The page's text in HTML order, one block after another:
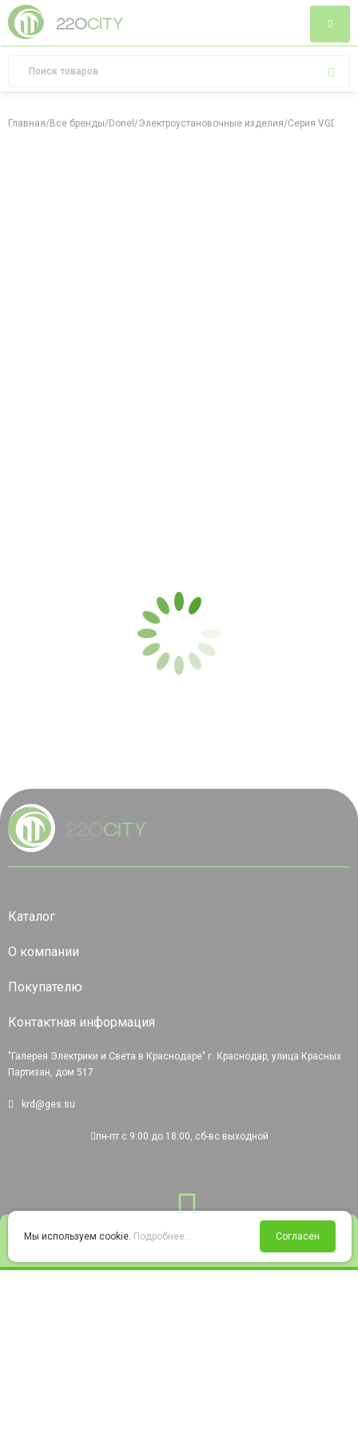
Войти Избранное Корзина
Главная/Все бренды/Donel /Электроустановочные изделия/Серия VGD
Каталог
О компании
Покупателю
Контактная информация
"Галерея Электрики и Света в Краснодаре" г. Краснодар, улица Красных
Партизан, дом 517
krd@ges.su
пн-пт с 9:00 до 18:00, сб-вс выходной
Мы используем cookie. Подробнее... Согласен